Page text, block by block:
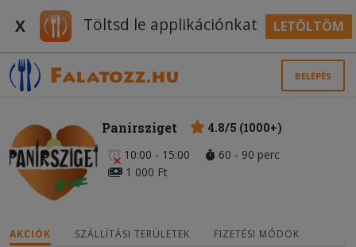
X Töltsd le applikációnkat LETÖLTÖM
BELÉPÉS
Panírsziget
4.8/5 (1000+)
10:00 - 15:00
60 - 90 perc
1 000 Ft
AKCIÓK SZÁLLÍTÁSI TERÜLETEK FIZETÉSI MÓDOK